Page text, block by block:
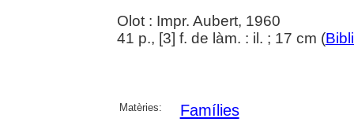
Olot : Impr. Aubert, 1960
41 p., [3] f. de làm. : il. ; 17 cm (
Matèries: Famílies